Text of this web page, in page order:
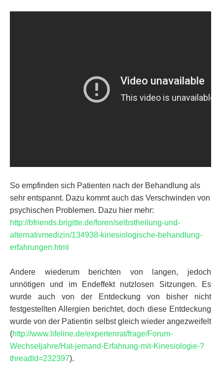
So empfinden sich Patienten nach der Behandlung als
sehr entspannt. Dazu kommt auch das Verschwinden von
psychischen Problemen. Dazu hier mehr:
http://bfriends.brigitte.de/foren/selbstheilung-und-
alternativmedizin/134938-kinesiologische-behandlung-
erfahrungen.html
Andere wiederum berichten von langen, jedoch
unnötigen und im Endeffekt nutzlosen Sitzungen. Es
wurde auch von der Entdeckung von bisher nicht
festgestellten Allergien berichtet, doch diese Entdeckung
wurde von der Patientin selbst gleich wieder angezweifelt
(http://www.lifeline.de/expertenrat/frage/Forum-
Wechseljahre/Hat-jemand-Erfahrung-mit-Kinesiologie-?
threadId=232397).